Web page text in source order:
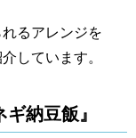
るアレンジを
しています。
納豆飯』